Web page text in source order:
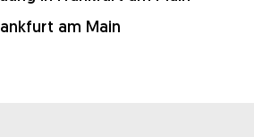
am Main